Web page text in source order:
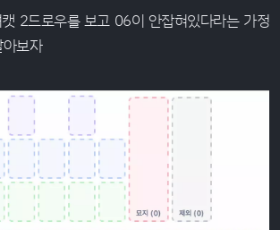
2드로우를 보고 06이 안잡혀있다라는 가정
보자